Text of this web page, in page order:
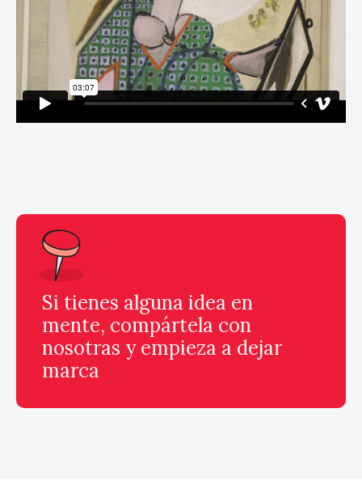
Si tienes alguna idea en
mente, compártela con
nosotras y empieza a dejar
marca